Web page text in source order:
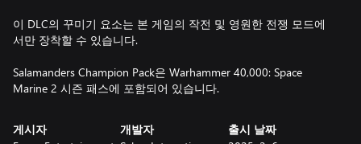
이 DLC의 꾸미기 요소는 본 게임의 작전 및 영원한 전쟁 모드에
서만 장착할 수 있습니다.
Salamanders Champion Pack은 Warhammer 40,000: Space
Marine 2 시즌 패스에 포함되어 있습니다.
게시자 개발자 출시 날짜